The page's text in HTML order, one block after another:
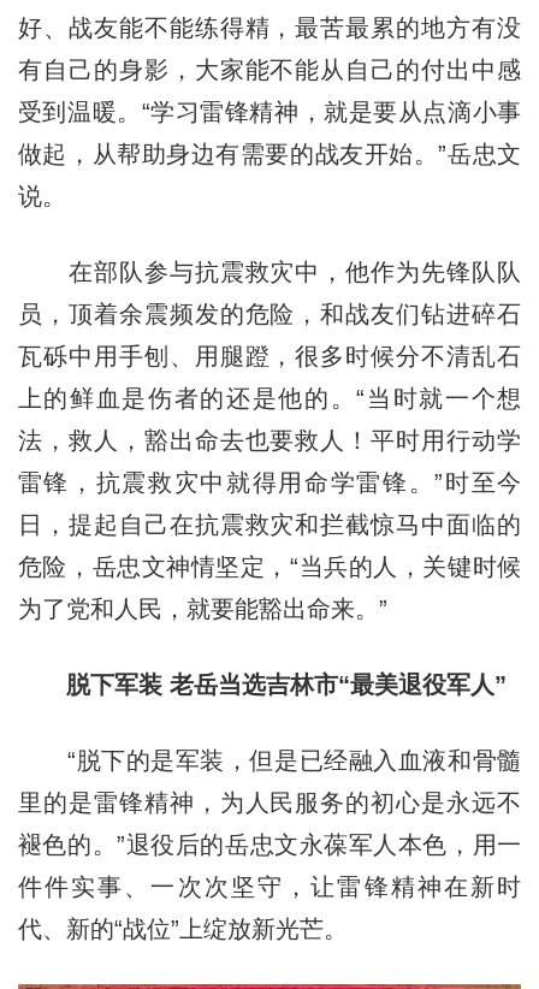
好、战友能不能练得精，最苦最累的地方有没
有自己的身影，大家能不能从自己的付出中感
受到温暖。“学习雷锋精神，就是要从点滴小事
做起，从帮助身边有需要的战友开始。”岳忠文
说。
在部队参与抗震救灾中，他作为先锋队队
员，顶着余震频发的危险，和战友们钻进碎石
瓦砾中用手刨、用腿蹬，很多时候分不清乱石
上的鲜血是伤者的还是他的。“当时就一个想
法，救人，豁出命去也要救人！平时用行动学
雷锋，抗震救灾中就得用命学雷锋。”时至今
日，提起自己在抗震救灾和拦截惊马中面临的
危险，岳忠文神情坚定，“当兵的人，关键时候
为了党和人民，就要能豁出命来。”
脱下军装 老岳当选吉林市“最美退役军人”
“脱下的是军装，但是已经融入血液和骨髓
里的是雷锋精神，为人民服务的初心是永远不
褪色的。”退役后的岳忠文永葆军人本色，用一
件件实事、一次次坚守，让雷锋精神在新时
代、新的“战位”上绽放新光芒。